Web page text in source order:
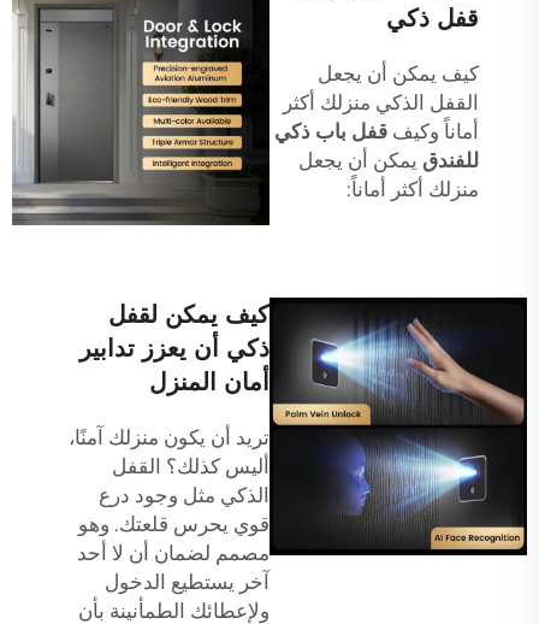
قفل ذكي
كيف يمكن أن يجعل
القفل الذكي منزلك أكثر
أماناً وكيف قفل باب ذكي
للفندق يمكن أن يجعل
منزلك أكثر أماناً:
كيف يمكن لقفل
ذكي أن يعزز تدابير
أمان المنزل
تريد أن يكون منزلك آمنًا،
أليس كذلك؟ القفل
الذكي مثل وجود درع
قوي يحرس قلعتك. وهو
مصمم لضمان أن لا أحد
آخر يستطيع الدخول
ولإعطائك الطمأنينة بأن